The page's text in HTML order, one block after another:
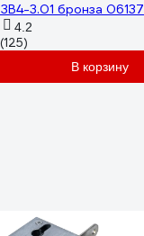
ЗВ4-3.01 бронза 06137
4.2
(125)
В корзину